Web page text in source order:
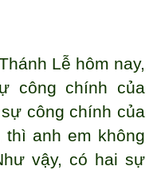
Lễ hôm nay,
công chính của
công chính của
anh em không
vậy, có hai sự